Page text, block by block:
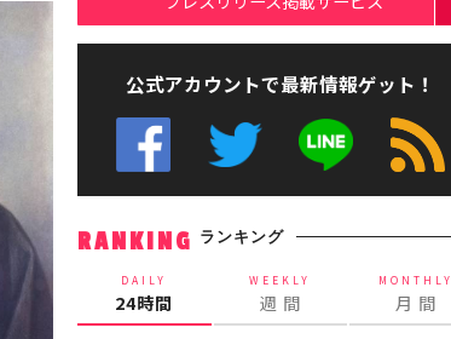
公式アカウントで最新情報ゲット！
RANKING ランキング
DAILY
24時間
WEEKLY
週 間
MONTHLY
月 間